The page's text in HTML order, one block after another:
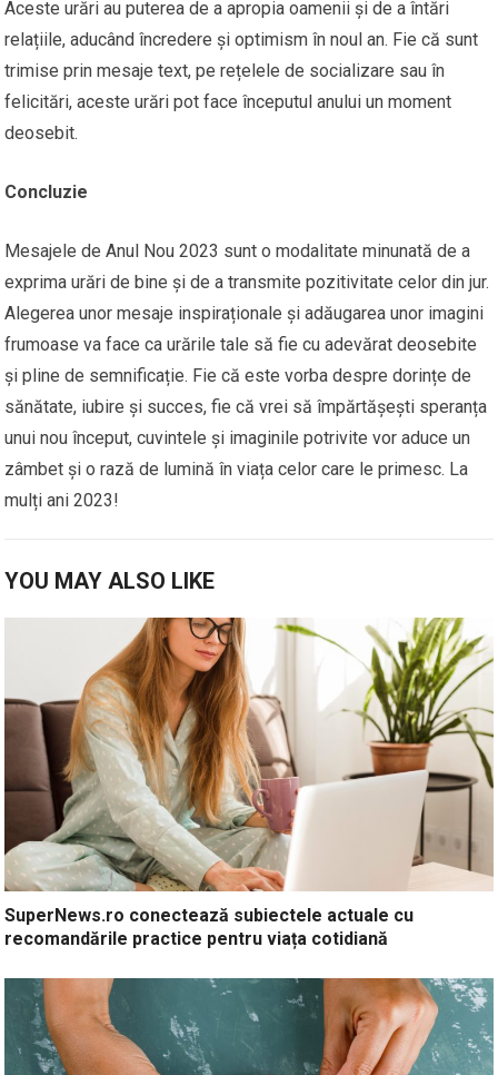
Aceste urări au puterea de a apropia oamenii și de a întări
relațiile, aducând încredere și optimism în noul an. Fie că sunt
trimise prin mesaje text, pe rețelele de socializare sau în
felicitări, aceste urări pot face începutul anului un moment
deosebit.
Concluzie
Mesajele de Anul Nou 2023 sunt o modalitate minunată de a
exprima urări de bine și de a transmite pozitivitate celor din jur.
Alegerea unor mesaje inspiraționale și adăugarea unor imagini
frumoase va face ca urările tale să fie cu adevărat deosebite
și pline de semnificație. Fie că este vorba despre dorințe de
sănătate, iubire și succes, fie că vrei să împărtășești speranța
unui nou început, cuvintele și imaginile potrivite vor aduce un
zâmbet și o rază de lumină în viața celor care le primesc. La
mulți ani 2023!
YOU MAY ALSO LIKE
SuperNews.ro conectează subiectele actuale cu
recomandările practice pentru viața cotidiană